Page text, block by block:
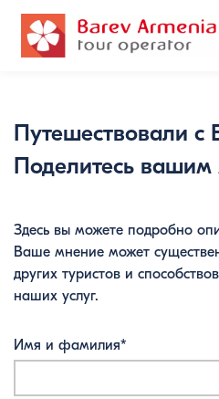
Путешествовали с
Поделитесь
Здесь вы можете подробно
Ваше мнение может
других туристов и
наших услуг.
Имя и фамилия*